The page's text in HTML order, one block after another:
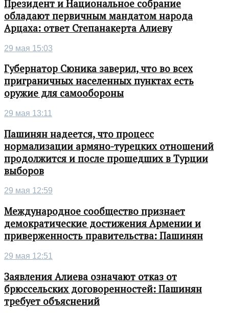
Президент и Национальное собрание
обладают первичным мандатом народа
Арцаха: ответ Степанакерта Алиеву
29 мая 15:03
Губернатор Сюника заверил, что во всех
приграничных населенных пунктах есть
оружие для самообороны
29 мая 13:11
Пашинян надеется, что процесс
нормализации армяно-турецких отношений
продолжится и после прошедших в Турции
выборов
29 мая 12:59
Международное сообщество признает
демократические достижения Армении и
приверженность правительства: Пашинян
29 мая 12:51
Заявления Алиева означают отказ от
брюссельских договоренностей: Пашинян
требует объяснений